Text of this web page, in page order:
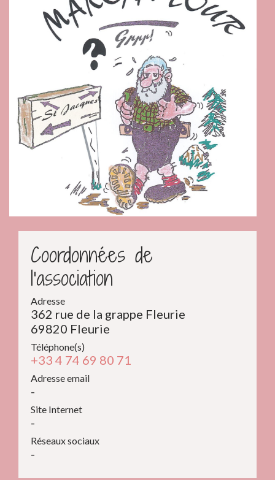
Coordonnées de
l'association
Adresse
362 rue de la grappe Fleurie
69820 Fleurie
Téléphone(s)
+33 4 74 69 80 71
Adresse email
-
Site Internet
-
Réseaux sociaux
-